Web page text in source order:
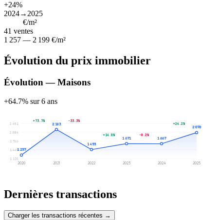
+24%
2024→2025
€/m²
41 ventes
1 257 — 2 199 €/m²
Évolution du prix immobilier
Évolution — Maisons
+64.7% sur 6 ans
1 131
1 449
1 766
2 084
2 401
1 257
2020
2 183
2021
1 455
2022
1 671
2023
1 667
2024
2 070
2025
+73.7% -33.3%
+14.8% -0.2%
+24.2%
Dernières transactions
Charger les transactions récentes →